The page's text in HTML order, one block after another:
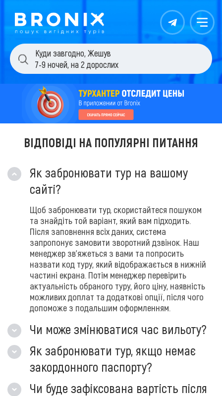
Контакты Меню
Куди завгодно,Жешув
7-9 ночей,на 2 дорослих
ВІДПОВІДІ НА ПОПУЛЯРНІ ПИТАННЯ
Як забронювати тур на вашому
сайті?
Щоб забронювати тур, скористайтеся пошуком
та знайдіть той варіант, який вам підходить.
Після заповнення всіх даних, система
запропонує замовити зворотний дзвінок. Наш
менеджер зв'яжеться з вами та попросить
назвати код туру, який відображається в нижній
частині екрана. Потім менеджер перевірить
актуальність обраного туру, його ціну, наявність
можливих доплат та додаткові опції, після чого
допоможе з подальшим оформленням.
Чи може змінюватися час вильоту?
Як забронювати тур, якщо немає
закордонного паспорту?
Чи буде зафіксована вартість після